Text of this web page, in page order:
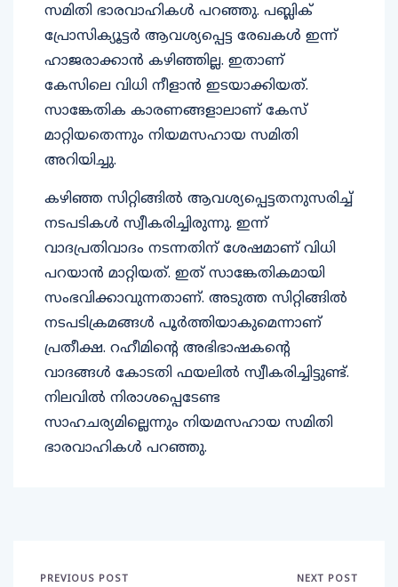
സമിതി ഭാരവാഹികള്‍ പറഞ്ഞു. പബ്ലിക്
പ്രോസിക്യൂട്ടര്‍ ആവശ്യപ്പെട്ട രേഖകള്‍ ഇന്ന്
ഹാജരാക്കാന്‍ കഴിഞ്ഞില്ല. ഇതാണ്
കേസിലെ വിധി നീളാന്‍ ഇടയാക്കിയത്.
സാങ്കേതിക കാരണങ്ങളാലാണ് കേസ്
മാറ്റിയതെന്നും നിയമസഹായ സമിതി
അറിയിച്ചു.
കഴിഞ്ഞ സിറ്റിങ്ങില്‍ ആവശ്യപ്പെട്ടതനുസരിച്ച്
നടപടികള്‍ സ്വീകരിച്ചിരുന്നു. ഇന്ന്
വാദപ്രതിവാദം നടന്നതിന് ശേഷമാണ് വിധി
പറയാന്‍ മാറ്റിയത്. ഇത് സാങ്കേതികമായി
സംഭവിക്കാവുന്നതാണ്. അടുത്ത സിറ്റിങ്ങില്‍
നടപടിക്രമങ്ങള്‍ പൂര്‍ത്തിയാകുമെന്നാണ്
പ്രതീക്ഷ. റഹീമിന്റെ അഭിഭാഷകന്റെ
വാദങ്ങള്‍ കോടതി ഫയലില്‍ സ്വീകരിച്ചിട്ടുണ്ട്.
നിലവില്‍ നിരാശപ്പെടേണ്ട
സാഹചര്യമില്ലെന്നും നിയമസഹായ സമിതി
ഭാരവാഹികള്‍ പറഞ്ഞു.
PREVIOUS POST NEXT POST